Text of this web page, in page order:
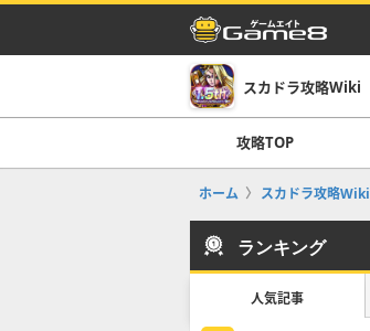
スカドラ攻略Wiki
攻略TOP
ホーム スカドラ攻略Wiki
ランキング
人気記事